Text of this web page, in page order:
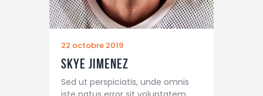
22 octobre 2019
Skye Jimenez
Sed ut perspiciatis, unde omnis